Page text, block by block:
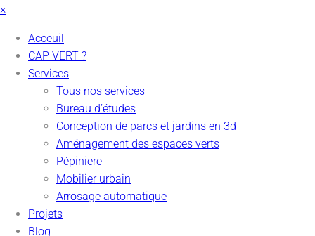
×
Acceuil
CAP VERT ?
Services
Tous nos services
Bureau d’études
Conception de parcs et jardins en 3d
Aménagement des espaces verts
Pépiniere
Mobilier urbain
Arrosage automatique
Projets
Blog